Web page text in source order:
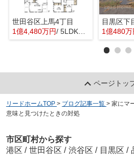
世田谷区上馬4丁目
1億4,480万円/ 5LDK＋1S(納戸)
目黒区下
1億480万
ページトッ
リードホームTOP > ブログ記事一覧 > 家にマ
意味と見つけたときの対処
市区町村から探す
港区 / 世田谷区 / 渋谷区 / 目黒区 /